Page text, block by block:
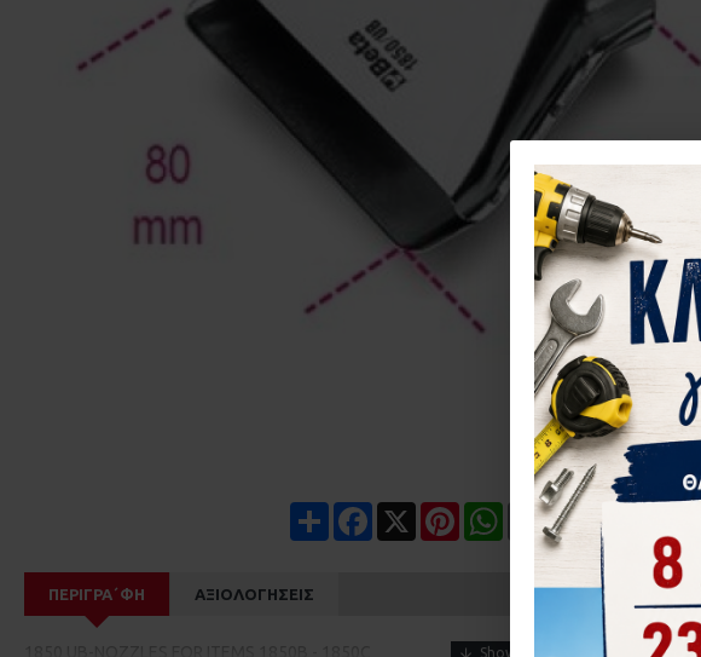
Share Facebook PinterestWhatsApp
Email
ΠΕΡΙΓΡΑ΄ΦΉ ΑΞΙΟΛΟΓΉΣΕΙΣ